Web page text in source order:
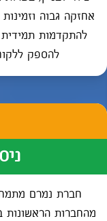
אחזקה גבוה
להתקדמות
להספק
חברת נמרם